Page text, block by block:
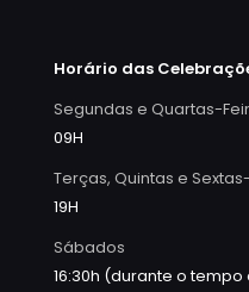
Horário das
Segundas e Quartas-
09H
Terças, Quintas e
19H
Sábados
16:30h (durante o tempo